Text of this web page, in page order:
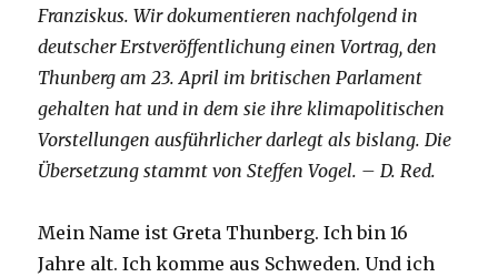
Franziskus. Wir dokumentieren nachfolgend in
deutscher Erstveröffentlichung einen Vortrag, den
Thunberg am 23. April im britischen Parlament
gehalten hat und in dem sie ihre klimapolitischen
Vorstellungen ausführlicher darlegt als bislang. Die
Übersetzung stammt von Steffen Vogel. – D. Red.
Mein Name ist Greta Thunberg. Ich bin 16
Jahre alt. Ich komme aus Schweden. Und ich